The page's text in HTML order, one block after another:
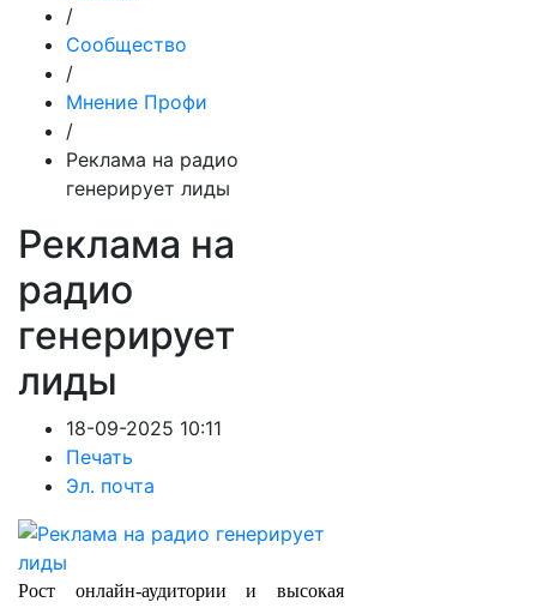
/
Сообщество
/
Мнение Профи
/
Реклама на радио
генерирует лиды
Реклама на
радио
генерирует
лиды
18-09-2025 10:11
Печать
Эл. почта
Рост онлайн-аудитории и высокая